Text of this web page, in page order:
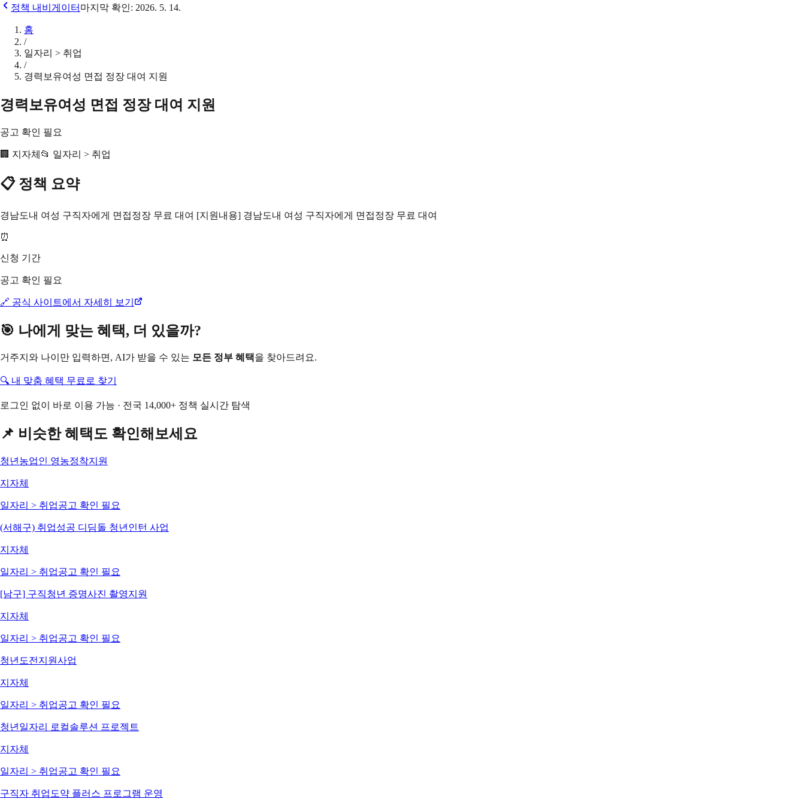
정책 내비게이터 마지막 확인: 2026. 5. 14.
홈
/
일자리 > 취업
/
경력보유여성 면접 정장 대여 지원
경력보유여성 면접 정장 대여 지원
공고 확인 필요
🏢 지자체 📂 일자리 > 취업
📋 정책 요약
경남도내 여성 구직자에게 면접정장 무료 대여 [지원내용] 경남도내 여성 구직자에게 면접정장 무료 대여
⏰
신청 기간
공고 확인 필요
🔗 공식 사이트에서 자세히 보기
🎯 나에게 맞는 혜택, 더 있을까?
거주지와 나이만 입력하면, AI가 받을 수 있는 모든 정부 혜택을 찾아드려요.
🔍 내 맞춤 혜택 무료로 찾기
로그인 없이 바로 이용 가능 · 전국 14,000+ 정책 실시간 탐색
📌 비슷한 혜택도 확인해보세요
청년농업인 영농정착지원
지자체
일자리 > 취업공고 확인 필요
(서해구) 취업성공 디딤돌 청년인턴 사업
지자체
일자리 > 취업공고 확인 필요
[남구] 구직청년 증명사진 촬영지원
지자체
일자리 > 취업공고 확인 필요
청년도전지원사업
지자체
일자리 > 취업공고 확인 필요
청년일자리 로컬솔루션 프로젝트
지자체
일자리 > 취업공고 확인 필요
구직자 취업도약 플러스 프로그램 운영